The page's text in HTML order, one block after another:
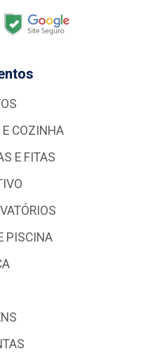
E COZINHA
E FITAS
PISCINA